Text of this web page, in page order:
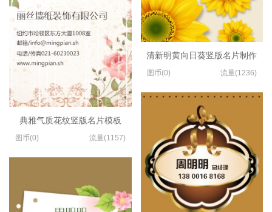
典雅气质花纹竖版名片模板
图币(0) 流量(1157)
清新明黄向日葵竖版名片制作
图币(0) 流量(1236)